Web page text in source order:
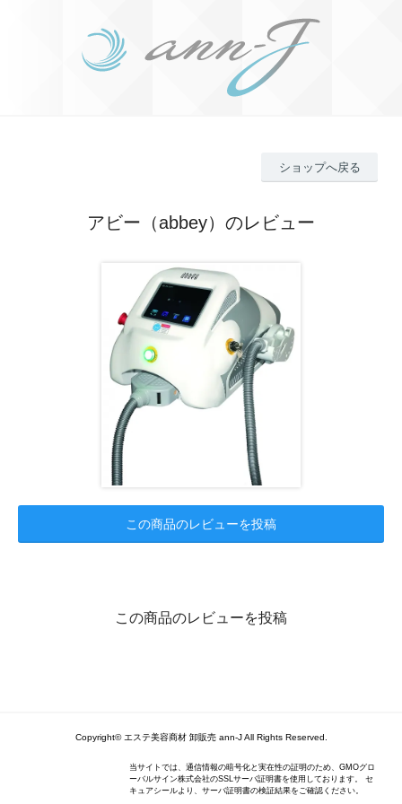
ショップへ戻る
アビー（abbey）のレビュー
この商品のレビューを投稿
この商品のレビューを投稿
Copyright© エステ美容商材 卸販売 ann-J All Rights Reserved.
当サイトでは、通信情報の暗号化と実在性の証明のため、GMOグロ
ーバルサイン株式会社のSSLサーバ証明書を使用しております。 セ
キュアシールより、サーバ証明書の検証結果をご確認ください。